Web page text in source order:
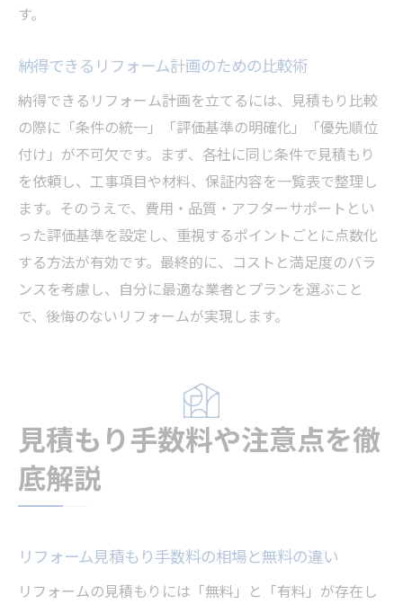
す。
納得できるリフォーム計画のための比較術
納得できるリフォーム計画を立てるには、見積もり比較
の際に「条件の統一」「評価基準の明確化」「優先順位
付け」が不可欠です。まず、各社に同じ条件で見積もり
を依頼し、工事項目や材料、保証内容を一覧表で整理し
ます。そのうえで、費用・品質・アフターサポートとい
った評価基準を設定し、重視するポイントごとに点数化
する方法が有効です。最終的に、コストと満足度のバラ
ンスを考慮し、自分に最適な業者とプランを選ぶこと
で、後悔のないリフォームが実現します。
見積もり手数料や注意点を徹
底解説
リフォーム見積もり手数料の相場と無料の違い
リフォームの見積もりには「無料」と「有料」が存在し